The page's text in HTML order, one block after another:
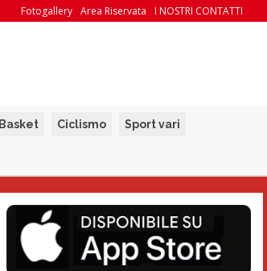
I NOSTRI CONTATTI
Area Riservata
Fotogallery
Basket Ciclismo Sport vari